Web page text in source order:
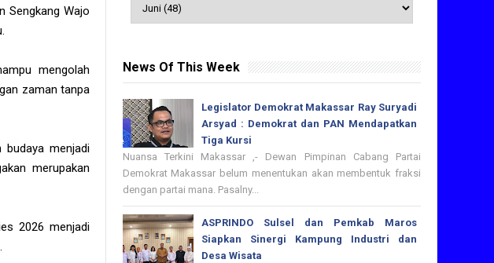
Sengkang Wajo
mengolah
zaman tanpa
budaya menjadi
merupakan
2026 menjadi
News Of This Week
Legislator Demokrat Makassar Ray Suryadi
Arsyad : Demokrat dan PAN Mendapatkan
Tiga Kursi
Nuansa Terkini Makassar ,- Dewan Pimpinan Cabang Partai
Demokrat Makassar belum menentukan akan membentuk fraksi
dengan partai mana. Pasalny...
ASPRINDO Sulsel dan Pemkab Maros
Siapkan Sinergi Kampung Industri dan
Desa Wisata